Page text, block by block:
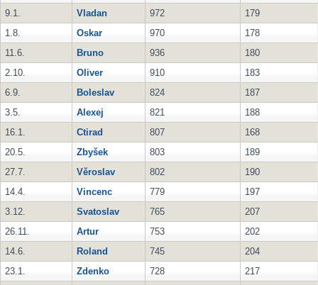
9.1.
Vladan 972
179
1.8.
Oskar 970
178
11.6.
Bruno 936
180
2.10.
Oliver 910
183
6.9.
Boleslav 824
187
3.5.
Alexej 821
188
16.1.
Ctirad 807
168
20.5.
Zbyšek 803
189
27.7.
Věroslav 802
190
14.4.
Vincenc 779
197
3.12.
Svatoslav 765
207
26.11.
Artur 753
202
14.6.
Roland 745
204
23.1.
Zdenko 728
217